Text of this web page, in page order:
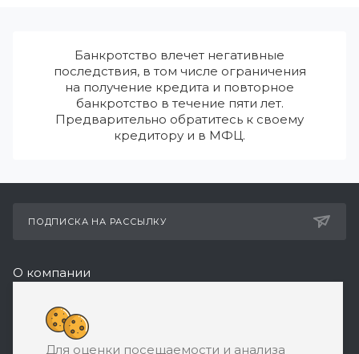
Банкротство влечет негативные
последствия, в том числе ограничения
на получение кредита и повторное
банкротство в течение пяти лет.
Предварительно обратитесь к своему
кредитору и в МФЦ.
ПОДПИСКА НА РАССЫЛКУ
О компании
Реквизиты
8 (800) 550-08-77
Для оценки посещаемости и анализа